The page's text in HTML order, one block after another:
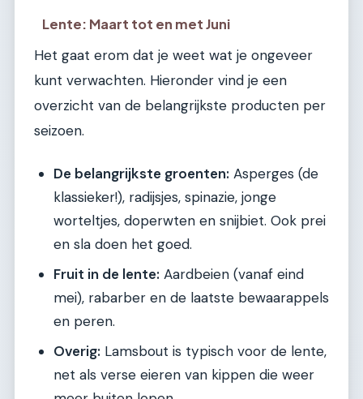
Lente: Maart tot en met Juni
Het gaat erom dat je weet wat je ongeveer
kunt verwachten. Hieronder vind je een
overzicht van de belangrijkste producten per
seizoen.
De belangrijkste groenten: Asperges (de
klassieker!), radijsjes, spinazie, jonge
worteltjes, doperwten en snijbiet. Ook prei
en sla doen het goed.
Fruit in de lente: Aardbeien (vanaf eind
mei), rabarber en de laatste bewaarappels
en peren.
Overig: Lamsbout is typisch voor de lente,
net als verse eieren van kippen die weer